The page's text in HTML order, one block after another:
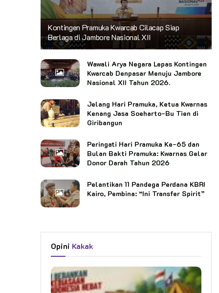
Kontingen Pramuka Kwarcab Cilacap Siap
Berlaga di Jambore Nasional XII
Wawali Arya Negara Lepas Kontingen
Kwarcab Denpasar Menuju Jambore
Nasional XII Tahun 2026.
Jelang Hari Pramuka, Ketua Kwarnas
Kenang Jasa Soeharto-Bu Tien di
Giribangun
Peringati Hari Pramuka Ke-65 dan
Bulan Bakti Pramuka: Kwarnas Gelar
Donor Darah Tahun 2026
Pelantikan 11 Pandega Perdana KBRI
Kairo, Pembina: “Ini Transfer Spirit”
Opini Kakak